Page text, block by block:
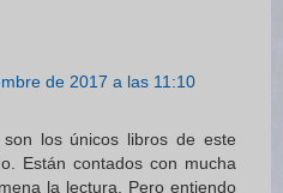
de 2017 a las 11:10
los únicos libros de este
Están contados con mucha
la lectura. Pero entiendo